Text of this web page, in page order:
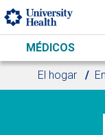
Skip to main content
MÉDICOS
El hogar